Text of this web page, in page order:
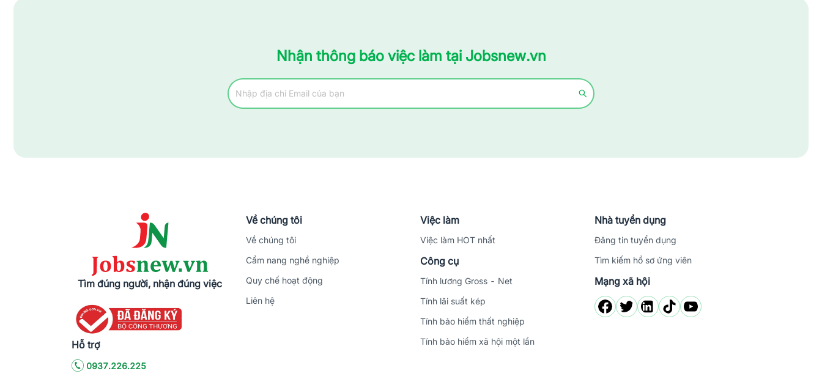
Nhận thông báo việc làm tại Jobsnew.vn
Tìm đúng người, nhận đúng việc
Hỗ trợ
0937.226.225
Về chúng tôi
Về chúng tôi
Cẩm nang nghề nghiệp
Quy chế hoạt động
Liên hệ
Việc làm
Việc làm HOT nhất
Công cụ
Tính lương Gross - Net
Tính lãi suất kép
Tính bảo hiểm thất nghiệp
Tính bảo hiểm xã hội một lần
Nhà tuyển dụng
Đăng tin tuyển dụng
Tìm kiếm hồ sơ ứng viên
Mạng xã hội